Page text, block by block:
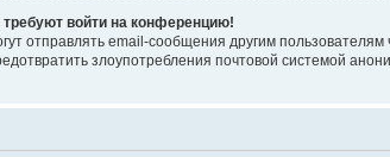
войти на конференцию!
отправлять email-сообщения другим
злоупотребления почтовой системой